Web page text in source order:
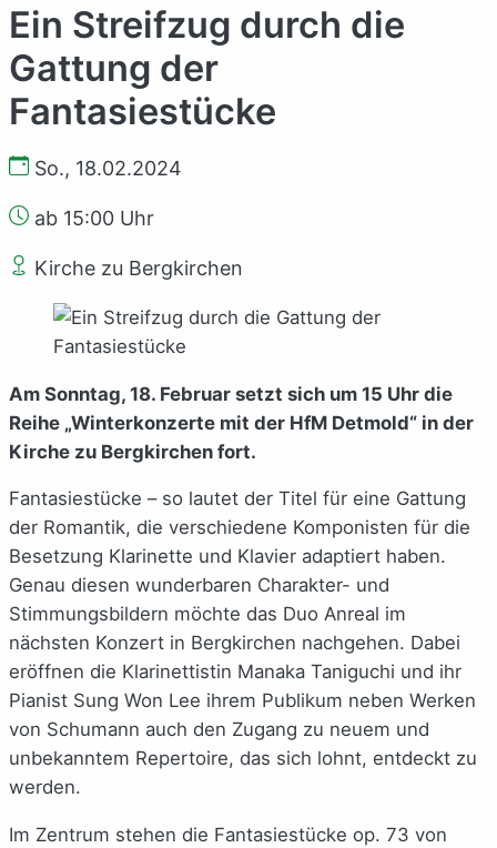
Ein Streifzug durch die
Gattung der
Fantasiestücke
So., 18.02.2024
ab 15:00 Uhr
Kirche zu Bergkirchen
Am Sonntag, 18. Februar setzt sich um 15 Uhr die
Reihe „Winterkonzerte mit der HfM Detmold“ in der
Kirche zu Bergkirchen fort.
Fantasiestücke – so lautet der Titel für eine Gattung
der Romantik, die verschiedene Komponisten für die
Besetzung Klarinette und Klavier adaptiert haben.
Genau diesen wunderbaren Charakter- und
Stimmungsbildern möchte das Duo Anreal im
nächsten Konzert in Bergkirchen nachgehen. Dabei
eröffnen die Klarinettistin Manaka Taniguchi und ihr
Pianist Sung Won Lee ihrem Publikum neben Werken
von Schumann auch den Zugang zu neuem und
unbekanntem Repertoire, das sich lohnt, entdeckt zu
werden.
Im Zentrum stehen die Fantasiestücke op. 73 von